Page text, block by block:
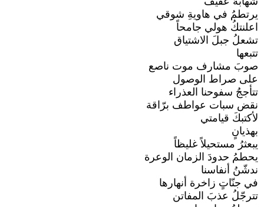
يرتطمُ في هاويةِ شوقي
اعلنتكُ هولي جامحاً
تشعلُ جبلَ الاشتياق
تتبعها
صوبَ مشارف موت ناصع
على صراط الوصول
تتأججُ سفوحنا العذراء
نقض سبات عواطف برّاقة
لأكتبكَ قيامتي
بهذيانٍ
يبعثرُ مستحيلاً غليظاً
يحطمُ حدودَ الزمان الوعرة
ندشّنُ أنفاسنا
في جنّاتٍ زاخرة أنهارها
تترجّلُ عذبَ المفاتن